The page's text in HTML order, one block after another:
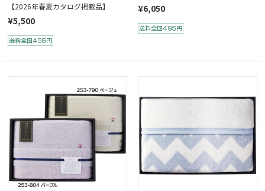
【2026年春夏カタログ掲載品】
¥5,500
¥6,050